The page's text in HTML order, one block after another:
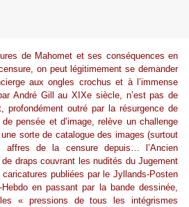
de Mahomet et ses conséquences en
on peut légitimement se demander
aux ongles crochus et à l’immense
André Gill au XIXe siècle, n’est pas de
profondément outré par la résurgence de
de pensée et d’image, relève un challenge
sorte de catalogue des images (surtout
affres de la censure depuis… l’Ancien
draps couvrant les nudités du Jugement
publiées par le Jyllands-Posten
en passant par la bande dessinée,
« pressions de tous les intégrismes